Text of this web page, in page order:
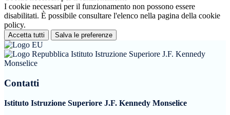
I cookie necessari per il funzionamento non possono essere
disabilitati. È possibile consultare l'elenco nella pagina della cookie
policy.
Accetta tutti Salva le preferenze
Istituto Istruzione Superiore J.F. Kennedy
Monselice
Contatti
Istituto Istruzione Superiore J.F. Kennedy Monselice